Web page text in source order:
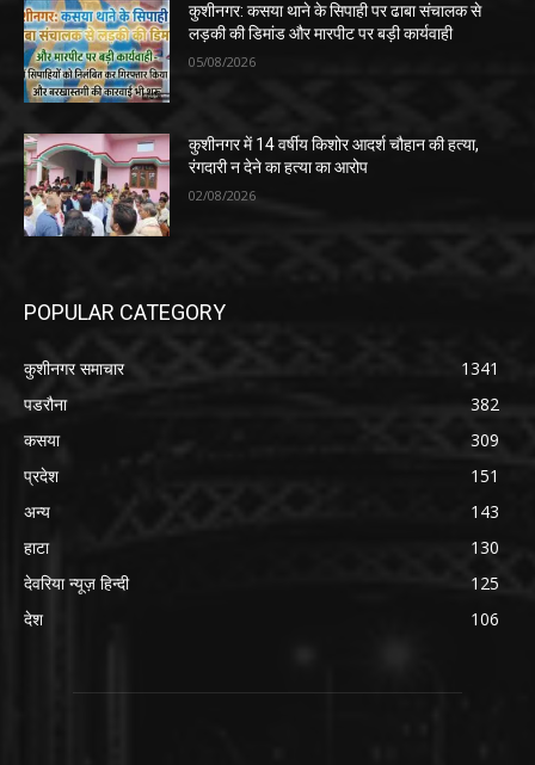
कुशीनगर: कसया थाने के सिपाही पर ढाबा संचालक से
लड़की की डिमांड और मारपीट पर बड़ी कार्यवाही
05/08/2026
कुशीनगर में 14 वर्षीय किशोर आदर्श चौहान की हत्या,
रंगदारी न देने का हत्या का आरोप
02/08/2026
POPULAR CATEGORY
कुशीनगर समाचार
1341
पडरौना
382
कसया
309
प्रदेश
151
अन्य
143
हाटा
130
देवरिया न्यूज़ हिन्दी
125
देश
106